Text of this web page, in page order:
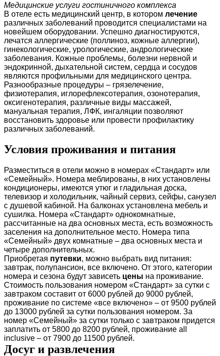
Медицинские услуги гостиничного комплекса
В отеле есть медицинский центр, в котором лечение
различных заболеваний проводится специалистами на
новейшем оборудовании. Успешно диагностируются,
лечатся аллергические (поллиноз, кожные аллергии),
гинекологические, урологические, андрологические
заболевания. Кожные проблемы, болезни нервной и
эндокринной, дыхательной систем, сердца и сосудов
являются профильными для медицинского центра.
Разнообразные процедуры – грязелечение,
физиотерапия, иглорефлексотерапия, озонотерапия,
оксигенотерапия, различные виды массажей,
мануальная терапия, ЛФК, ингаляции позволяют
восстановить здоровье или провести профилактику
различных заболеваний.
Условия проживания и питания
Разместиться в отели можно в номерах «Стандарт» или
«Семейный». Номера меблированы, в них установлены
кондиционеры, имеются утюг и гладильная доска,
телевизор и холодильник, чайный сервиз, сейфы, санузел
с душевой кабиной. На балконах установлена мебель и
сушилка. Номера «Стандарт» однокомнатные,
рассчитанные на два основных места, есть возможность
заселения на дополнительное место. Номера типа
«Семейный» двух комнатные – два основных места и
четыре дополнительных.
Приобретая путевки, можно выбрать вид питания:
завтрак, полупансион, все включено. От этого, категории
номера и сезона будут зависеть цены на проживание.
Стоимость пользования номером «Стандарт» за сутки с
завтраком составит от 6000 рублей до 9000 рублей,
проживание по системе «все включено» – от 9500 рублей
до 13000 рублей за сутки пользования номером. За
номер «Семейный» за сутки только с завтраком придется
заплатить от 5800 до 8200 рублей, проживание all
inclusive – от 7900 до 11500 рублей.
Досуг и развлечения